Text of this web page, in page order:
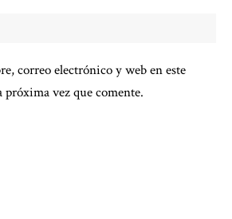
correo electrónico y web en este
próxima vez que comente.